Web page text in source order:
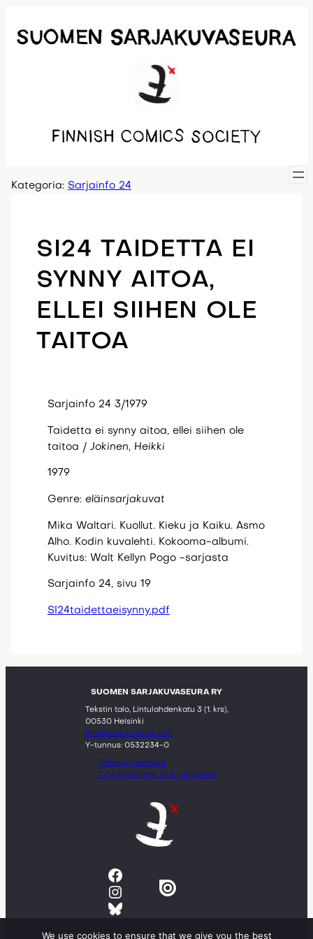
sisältöön
Kategoria: Sarjainfo 24
SI24 TAIDETTA EI
SYNNY AITOA,
ELLEI SIIHEN OLE
TAITOA
Sarjainfo 24 3/1979
Taidetta ei synny aitoa, ellei siihen ole
taitoa /Jokinen, Heikki
1979
Genre:eläinsarjakuvat
Mika Waltari. Kuollut. Kieku ja Kaiku. Asmo
Alho. Kodin kuvalehti. Kokooma-albumi.
Kuvitus: Walt Kellyn Pogo -sarjasta
Sarjainfo 24, sivu 19
SI24taidettaeisynny.pdf
SUOMEN SARJAKUVASEURA RY
Tekstin talo, Lintulahdenkatu 3 (1. krs),
00530 Helsinki
info@sarjakuvaseura.fi
Y-tunnus: 0532234-0
Tietosuojaseloste
Turvallisemman tilan periatteet
Facebook
Instagram
Bluesky
We use cookies to ensure that we give you the best